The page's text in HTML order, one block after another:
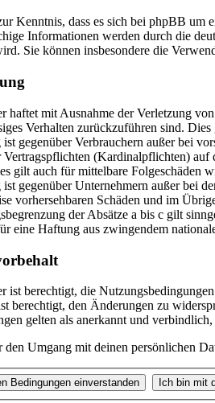
Kenntnis, dass es sich bei phpBB um
Informationen werden durch die
Sie können insbesondere die
haftet mit Ausnahme der Verletzung
Verhalten zurückzuführen sind.
gegenüber Verbrauchern außer bei
Vertragspflichten (Kardinalpflichten) auf
gilt auch für mittelbare Folgeschäden
gegenüber Unternehmern außer bei
vorhersehbaren Schäden und im
der Absätze a bis c gilt
eine Haftung aus zwingendem
ist berechtigt, die
berechtigt, den Änderungen zu
gelten als anerkannt und
Umgang mit deinen persönlichen